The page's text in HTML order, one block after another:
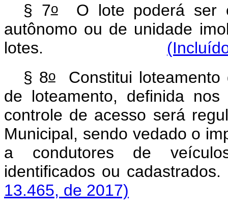
§ 7oO lote poderá ser
autônomo ou de unidade
lotes.
§ 8oConstitui loteamento
de loteamento, definida
controle de acesso será
Municipal, sendo vedado o
a condutores de
identificados ou
13.465, de 2017)